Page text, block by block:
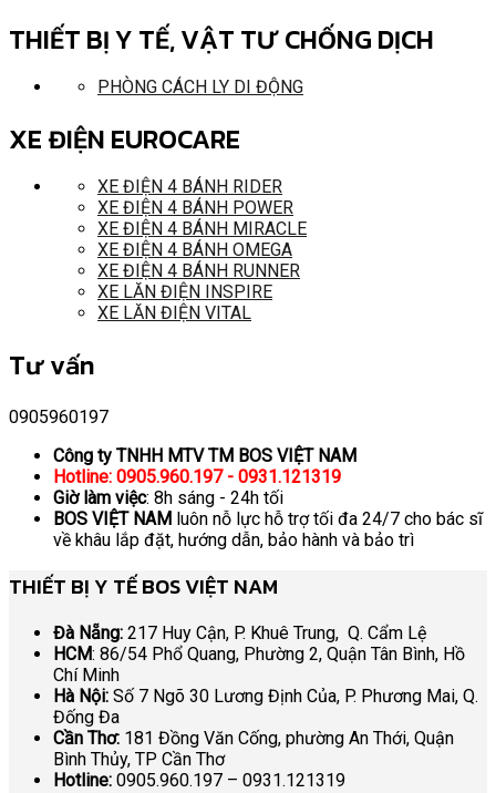
THIẾT BỊ Y TẾ, VẬT TƯ CHỐNG DỊCH
PHÒNG CÁCH LY DI ĐỘNG
XE ĐIỆN EUROCARE
XE ĐIỆN 4 BÁNH RIDER
XE ĐIỆN 4 BÁNH POWER
XE ĐIỆN 4 BÁNH MIRACLE
XE ĐIỆN 4 BÁNH OMEGA
XE ĐIỆN 4 BÁNH RUNNER
XE LĂN ĐIỆN INSPIRE
XE LĂN ĐIỆN VITAL
Tư vấn
0905960197
Công ty TNHH MTV TM BOS VIỆT NAM
Hotline: 0905.960.197 - 0931.121319
Giờ làm việc: 8h sáng - 24h tối
BOS VIỆT NAM luôn nỗ lực hỗ trợ tối đa 24/7 cho bác sĩ
về khâu lắp đặt, hướng dẫn, bảo hành và bảo trì
THIẾT BỊ Y TẾ BOS VIỆT NAM
Đà Nẵng: 217 Huy Cận, P. Khuê Trung, Q. Cẩm Lệ
HCM: 86/54 Phổ Quang, Phường 2, Quận Tân Bình, Hồ
Chí Minh
Hà Nội: Số 7 Ngõ 30 Lương Định Của, P. Phương Mai, Q.
Đống Đa
Cần Thơ: 181 Đồng Văn Cống, phường An Thới, Quận
Bình Thủy, TP Cần Thơ
Hotline: 0905.960.197 – 0931.121319